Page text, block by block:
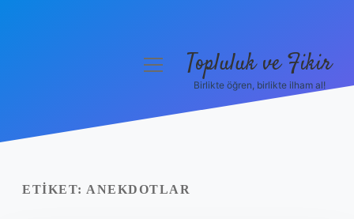
Yasal Uyarı
menüyüTopluluk ve Fikir
Birlikte öğren, birlikte ilham al!
ETIKET: ANEKDOTLAR